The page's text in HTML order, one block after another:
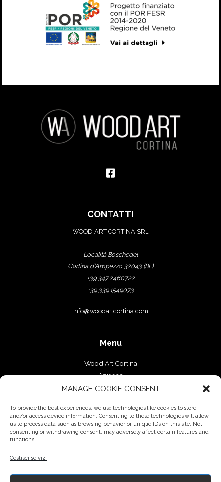
MANAGE COOKIE CONSENT
To provide the best experiences, we use technologies like cookies to store
and/or access device information. Consenting to these technologies will allow
us to process data such as browsing behavior or unique IDs on this site. Not
consenting or withdrawing consent, may adversely affect certain features and
functions.
Gestisci servizi
CONTATTI
WOOD ART CORTINA SRL
Località Boschedel
Cortina d'Ampezzo 32043 (BL)
+39 347 2460722
+39 339 1549073
info@woodartcortina.com
Menu
Wood Art Cortina
Azienda
Falegnameria
Contatti
Servizi